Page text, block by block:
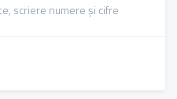
scriere numere și cifre